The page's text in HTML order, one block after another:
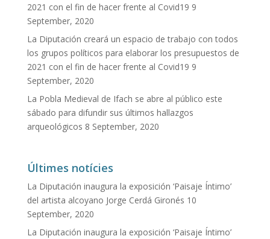
2021 con el fin de hacer frente al Covid19 9
September, 2020
La Diputación creará un espacio de trabajo con todos
los grupos políticos para elaborar los presupuestos de
2021 con el fin de hacer frente al Covid19 9
September, 2020
La Pobla Medieval de Ifach se abre al público este
sábado para difundir sus últimos hallazgos
arqueológicos 8 September, 2020
Últimes notícies
La Diputación inaugura la exposición ‘Paisaje Íntimo’
del artista alcoyano Jorge Cerdá Gironés 10
September, 2020
La Diputación inaugura la exposición ‘Paisaje Íntimo’